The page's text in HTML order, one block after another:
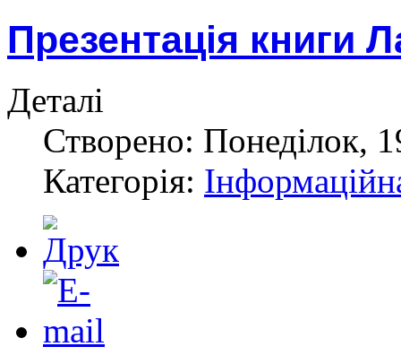
Презентація книги
Деталі
Створено: Понеділок,
Категорія: